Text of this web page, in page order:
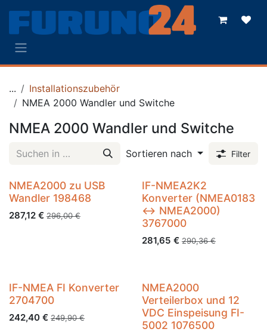
...
Installationszubehör
NMEA 2000 Wandler und Switche
NMEA 2000 Wandler und Switche
Sortieren nach Filter
NMEA2000 zu USB
Wandler 198468
287,12 € 296,00€
IF-NMEA2K2
Konverter (NMEA0183
<-> NMEA2000)
3767000
281,65 € 290,36€
IF-NMEA FI Konverter
2704700
242,40 € 249,90€
NMEA2000
Verteilerbox und 12
VDC Einspeisung FI-
5002 1076500